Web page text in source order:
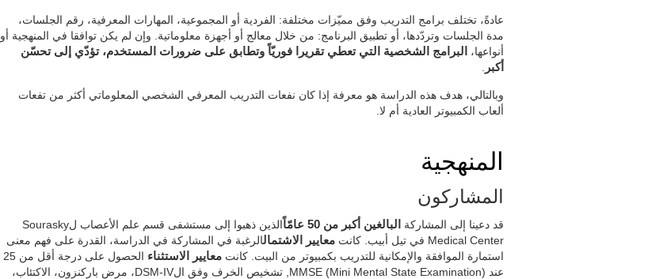
عادةً، تختلف برامج التدريب وفق مميّزات مختلفة: الفردية أو المجموعية، المهارات المعرفية، رقم الجلسات،
مدة الجلسات وتردّدها، أو تطبيق البرنامج: من خلال معالج أو أجهزة معلوماتية. وإن لم يكن توافقا في المنهجية أو
أنواعها،
البرامج الشخصية التي تعطي تقريرا فوريّاً وتطابق على ضرورات المستخدم، تؤدّي إلى تحسّن
أكبر
وبالتالي، هدف هذه الدراسة هو معرفة إذا كان نفعات التدريب المعرفي الشخصي المعلوماتي أكثر من تفعات
ألعاب الكمبيوتر العادية أم لا.
المنهجية
المشاركون
قد دعينا إلى المشاركة البالغين أكبر من 50 عامّاً
الذين ذهبوا إلى مستشفى قسم علم الأعصاب لSourasky
Medical Center في تيل أبيب. كانت
معايير الاشتمالالرغبة في المشاركة في الدراسة، القدرة على فهم معنى
استمارة الموافقة والإمكانية للتدريب بكمبيوتر من البيت. كانت معايير الاستثناء
الحصول على درجة أقل من 25
عند (MMSE (Mini Mental State Examination, تشخيص الخرف وفق الDSM-IV، مرض باركنزون، الاكتئاب،